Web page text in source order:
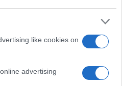
like cookies on
advertising
Carolina
il